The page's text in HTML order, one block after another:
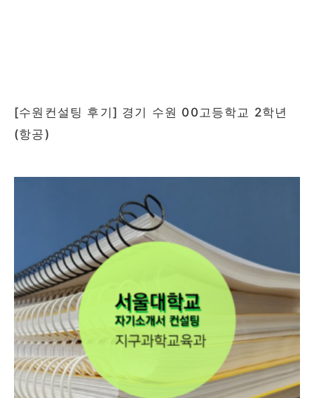
[수원컨설팅 후기] 경기 수원 00고등학교 2학년
(항공)